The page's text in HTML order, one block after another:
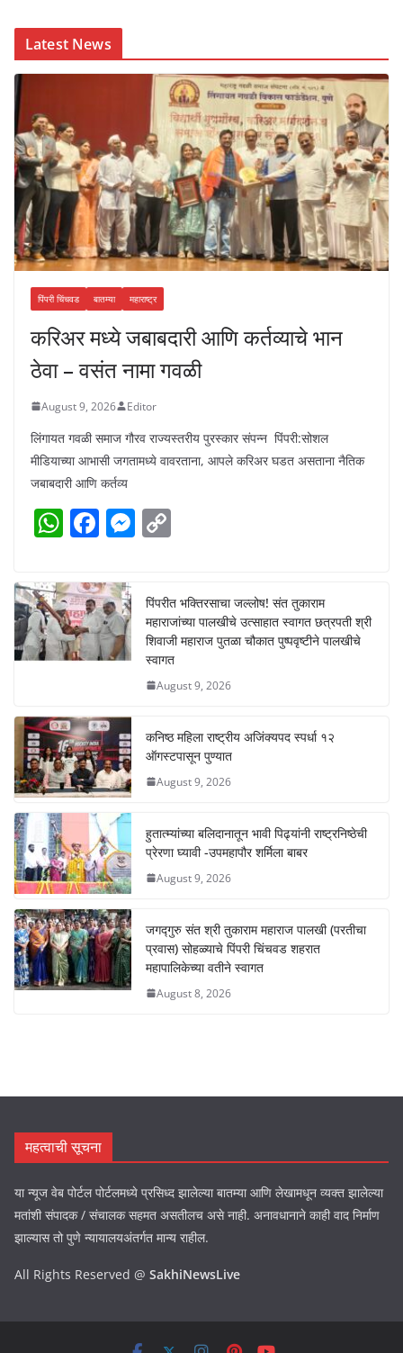
Latest News
पिंपरी चिंचवड बातम्या महाराष्ट्र
करिअर मध्ये जबाबदारी आणि कर्तव्याचे भान
ठेवा – वसंत नामा गवळी
August 9, 2026 Editor
लिंगायत गवळी समाज गौरव राज्यस्तरीय पुरस्कार संपन्न पिंपरी:सोशल
मीडियाच्या आभासी जगतामध्ये वावरताना, आपले करिअर घडत असताना नैतिक
जबाबदारी आणि कर्तव्य
W
at
s
A
p
F
c
e
b
o
k
M
e
n
g
er
y
Li
n
k
पिंपरीत भक्तिरसाचा जल्लोष! संत तुकाराम
महाराजांच्या पालखीचे उत्साहात स्वागत छत्रपती श्री
शिवाजी महाराज पुतळा चौकात पुष्पवृष्टीने पालखीचे
स्वागत
August 9, 2026
कनिष्ठ महिला राष्ट्रीय अजिंक्यपद स्पर्धा १२
ऑगस्टपासून पुण्यात
August 9, 2026
हुतात्म्यांच्या बलिदानातून भावी पिढ्यांनी राष्ट्रनिष्ठेची
प्रेरणा घ्यावी -उपमहापौर शर्मिला बाबर
August 9, 2026
जगद्गुरु संत श्री तुकाराम महाराज पालखी (परतीचा
प्रवास) सोहळ्याचे पिंपरी चिंचवड शहरात
महापालिकेच्या वतीने स्वागत
August 8, 2026
महत्वाची सूचना
या न्यूज वेब पोर्टल पोर्टलमध्ये प्रसिध्द झालेल्या बातम्या आणि लेखामधून व्यक्त झालेल्या
मतांशी संपादक / संचालक सहमत असतीलच असे नाही. अनावधानाने काही वाद निर्माण
झाल्यास तो पुणे न्यायालयअंतर्गत मान्य राहील.
All Rights Reserved @ SakhiNewsLive